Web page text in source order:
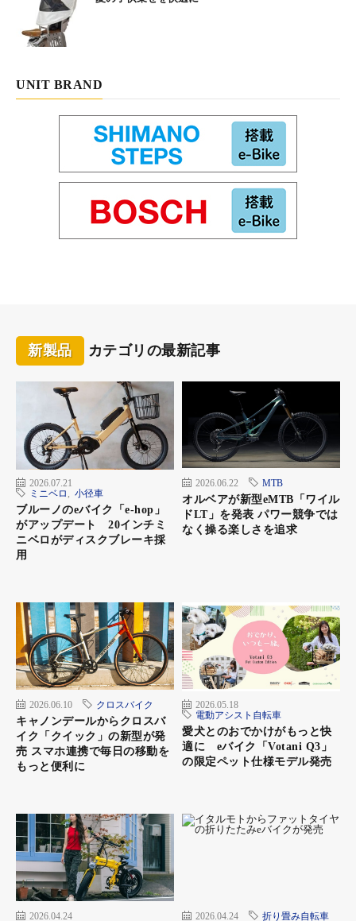
UNIT BRAND
新製品 カテゴリの最新記事
2026.07.21
ミニベロ
小径車
ブルーノのeバイク「e-hop」
がアップデート 20インチミ
ニベロがディスクブレーキ採
用
2026.06.22 MTB
オルベアが新型eMTB「ワイル
ドLT」を発表 パワー競争では
なく操る楽しさを追求
2026.06.10 クロスバイク
キャノンデールからクロスバ
イク「クイック」の新型が発
売 スマホ連携で毎日の移動を
もっと便利に
2026.05.18
電動アシスト自転車
愛犬とのおでかけがもっと快
適に eバイク「Votani Q3」
の限定ペット仕様モデル発売
2026.04.24
2026.04.24 折り畳み自転車